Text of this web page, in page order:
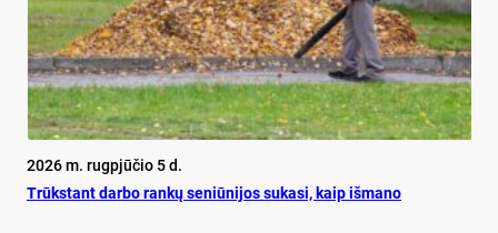
2026 m. rugpjūčio 5 d.
Trūks­tant dar­bo ran­kų se­niū­ni­jos su­ka­si, kaip iš­ma­no